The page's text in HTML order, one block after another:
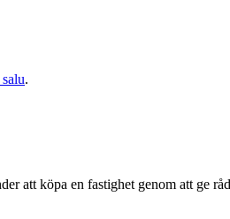
.
att köpa en fastighet genom att ge